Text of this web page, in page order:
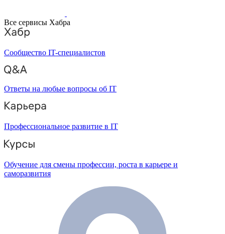
Все сервисы Хабра
Сообщество IT-специалистов
Ответы на любые вопросы об IT
Профессиональное развитие в IT
Обучение для смены профессии, роста в карьере и
саморазвития